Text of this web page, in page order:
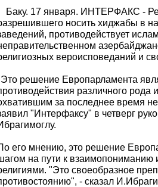
Баку. 17 января. ИНТЕРФАКС -
носить хиджабы в
противодействует
вероисповеданий и
решение Европарламента
различного
за последнее время
"Интерфаксу" в четверг
его мнению, это решение
на пути к взаимопониманию
"Это своеобразное
- сказал